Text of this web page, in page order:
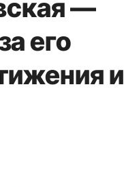
—
его
и